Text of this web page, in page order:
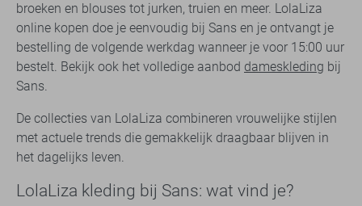
broeken en blouses tot jurken, truien en meer. LolaLiza
online kopen doe je eenvoudig bij Sans en je ontvangt je
bestelling de volgende werkdag wanneer je voor 15:00 uur
bestelt. Bekijk ook het volledige aanbod dameskleding bij
Sans.
De collecties van LolaLiza combineren vrouwelijke stijlen
met actuele trends die gemakkelijk draagbaar blijven in
het dagelijks leven.
LolaLiza kleding bij Sans: wat vind je?